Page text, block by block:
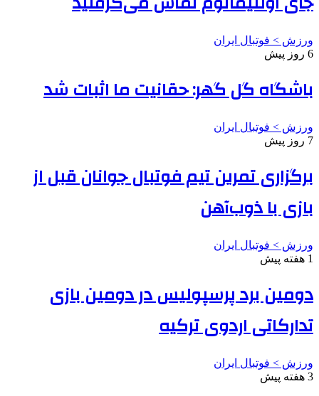
ورزش > فوتبال ایران
6 روز پیش
باشگاه گل گهر: حقانیت ما اثبات شد
ورزش > فوتبال ایران
7 روز پیش
برگزاری تمرین تیم فوتبال جوانان قبل از
بازی با ذوب‌آهن
ورزش > فوتبال ایران
1 هفته پیش
دومین برد پرسپولیس در دومین بازی
تدارکاتی اردوی ترکیه
ورزش > فوتبال ایران
3 هفته پیش